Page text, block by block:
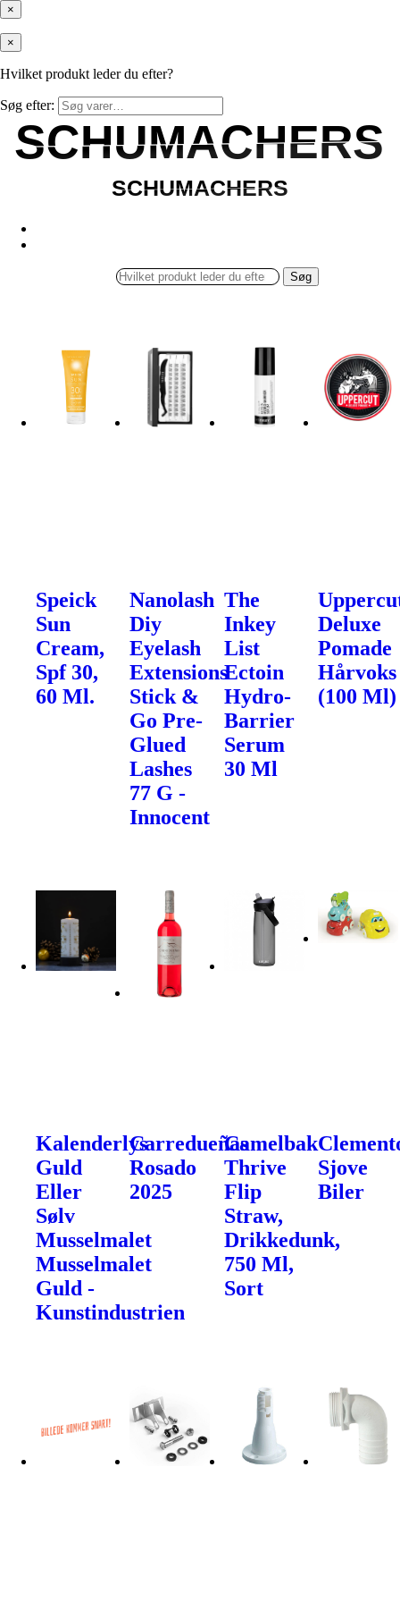
×
×
Hvilket produkt leder du efter?
Søg efter:
SCHUMACHERS
SCHUMACHERS
SCHUMACHERS
SCHUMACHERS
Søg
Speick
Sun
Cream,
Spf 30,
60 Ml.
Nanolash
Diy
Eyelash
Extensions
Stick &
Go Pre-
Glued
Lashes
77 G -
Innocent
The
Inkey
List
Ectoin
Hydro-
Barrier
Serum
30 Ml
Deluxe
Pomade
Hårvoks
(100 Ml)
Kalenderlys
Guld
Eller
Sølv
Musselmalet
Musselmalet
Guld -
Kunstindustrien
Carredueñas
Rosado
2025
Camelbak
Thrive
Flip
Straw,
Drikkedunk,
750 Ml,
Sort
Sjove
Biler